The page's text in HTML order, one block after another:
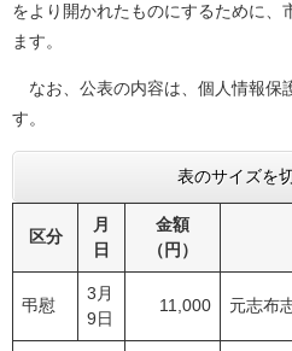
をより開かれたものにするために、
ます。
なお、公表の内容は、個人情報保
す。
表のサイズを
区分
月
日
金額
（円）
弔慰
3月
9日
11,000 元志布